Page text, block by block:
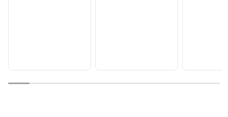
1 2 3 4 5 6 7 8 9 10